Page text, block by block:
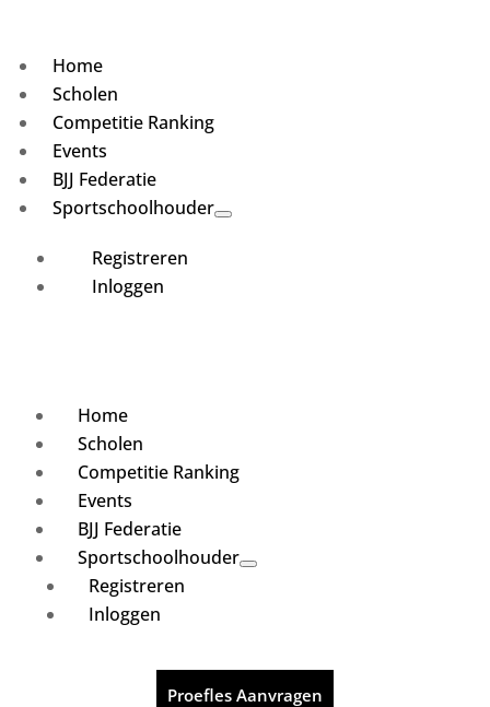
Home
Scholen
Competitie Ranking
Events
BJJ Federatie
Sportschoolhouder
Registreren
Inloggen
Home
Scholen
Competitie Ranking
Events
BJJ Federatie
Sportschoolhouder
Registreren
Inloggen
Proefles Aanvragen